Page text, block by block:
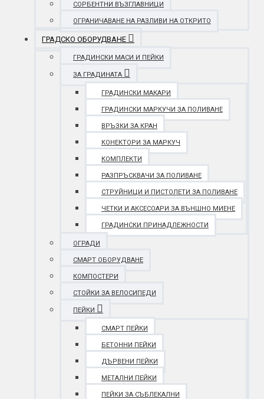
СОРБЕНТНИ ВЪЗГЛАВНИЦИ
ОГРАНИЧАВАНЕ НА РАЗЛИВИ НА ОТКРИТО
ГРАДСКО ОБОРУДВАНЕ
ГРАДИНСКИ МАСИ И ПЕЙКИ
ЗА ГРАДИНАТА
ГРАДИНСКИ МАКАРИ
ГРАДИНСКИ МАРКУЧИ ЗА ПОЛИВАНЕ
ВРЪЗКИ ЗА КРАН
КОНЕКТОРИ ЗА МАРКУЧ
КОМПЛЕКТИ
РАЗПРЪСКВАЧИ ЗА ПОЛИВАНЕ
СТРУЙНИЦИ И ПИСТОЛЕТИ ЗА ПОЛИВАНЕ
ЧЕТКИ И АКСЕСОАРИ ЗА ВЪНШНО МИЕНЕ
ГРАДИНСКИ ПРИНАДЛЕЖНОСТИ
ОГРАДИ
СМАРТ ОБОРУДВАНЕ
КОМПОСТЕРИ
СТОЙКИ ЗА ВЕЛОСИПЕДИ
ПЕЙКИ
СМАРТ ПЕЙКИ
БЕТОННИ ПЕЙКИ
ДЪРВЕНИ ПЕЙКИ
МЕТАЛНИ ПЕЙКИ
ПЕЙКИ ЗА СЪБЛЕКАЛНИ